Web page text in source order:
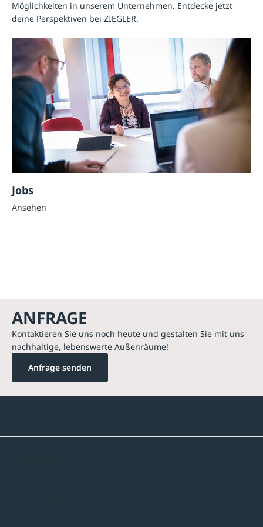
Möglichkeiten in unserem Unternehmen. Entdecke jetzt
deine Perspektiven bei ZIEGLER.
Jobs
Ansehen
ANFRAGE
Kontaktieren Sie uns noch heute und gestalten Sie mit uns
nachhaltige, lebenswerte Außenräume!
Anfrage senden